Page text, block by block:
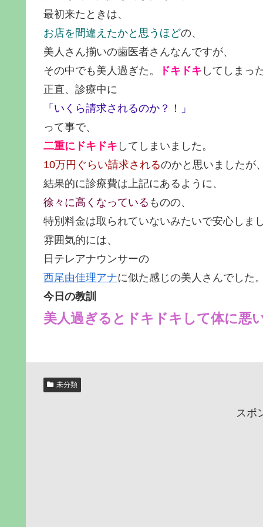
最初来たときは、
お店を間違えたかと思うほどの、
美人さん揃いの歯医者さんなんですが、
その中でも美人過ぎた。
ドキドキ してしまった
正直、診療中に
「いくら請求されるのか？！」
って事で、
二重にドキドキ してしまいました。
10万円ぐらい請求されるのかと思いましたが、
結果的に診療費は上記にあるように、
徐々に高くなっている ものの、
特別料金は取られていないみたいで安心しまし
雰囲気的には、
日テレアナウンサーの
西尾由佳理アナに似た感じの美人さんでした。
今日の教訓
美人過ぎるとドキドキして体に悪
未分類
スポ